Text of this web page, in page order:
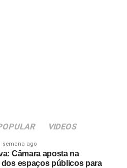
VIDEOS
semana ago
Câmara aposta na
espaços públicos para